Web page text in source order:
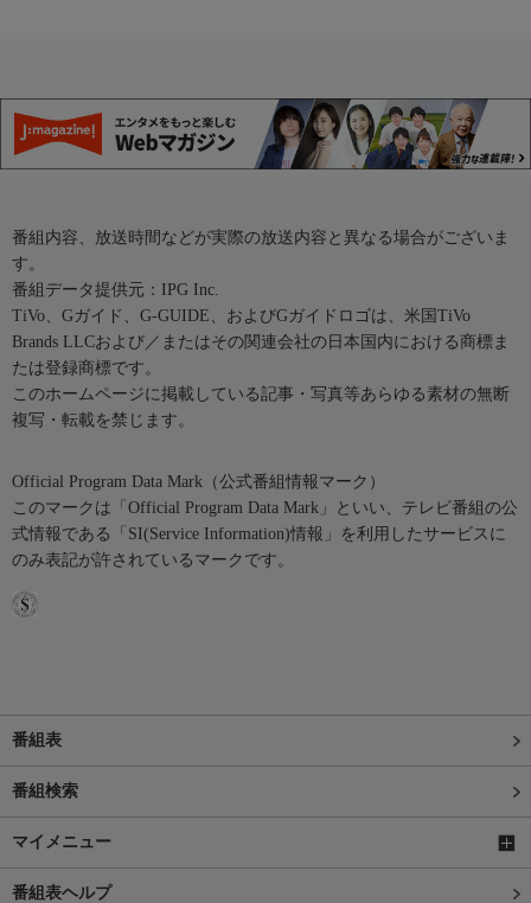
番組内容、放送時間などが実際の放送内容と異なる場合がございま
す。
番組データ提供元：IPG Inc.
TiVo、Gガイド、G-GUIDE、およびGガイドロゴは、米国TiVo
Brands LLCおよび／またはその関連会社の日本国内における商標ま
たは登録商標です。
このホームページに掲載している記事・写真等あらゆる素材の無断
複写・転載を禁じます。
Official Program Data Mark（公式番組情報マーク）
このマークは「Official Program Data Mark」といい、テレビ番組の公
式情報である「SI(Service Information)情報」を利用したサービスに
のみ表記が許されているマークです。
番組表
番組検索
マイメニュー
番組表ヘルプ